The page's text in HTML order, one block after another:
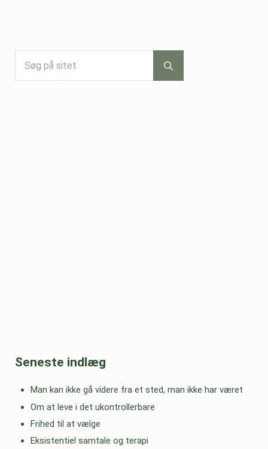
Submit search
Seneste indlæg
Man kan ikke gå videre fra et sted, man ikke har været
Om at leve i det ukontrollerbare
Frihed til at vælge
Eksistentiel samtale og terapi